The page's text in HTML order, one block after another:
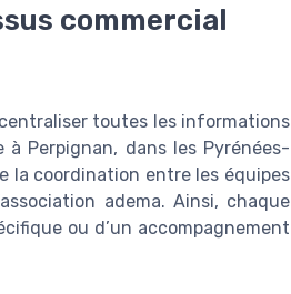
commercial
toutes les informations
Perpignan, dans les Pyrénées-
la coordination entre les équipes
adema. Ainsi, chaque
ou d’un accompagnement